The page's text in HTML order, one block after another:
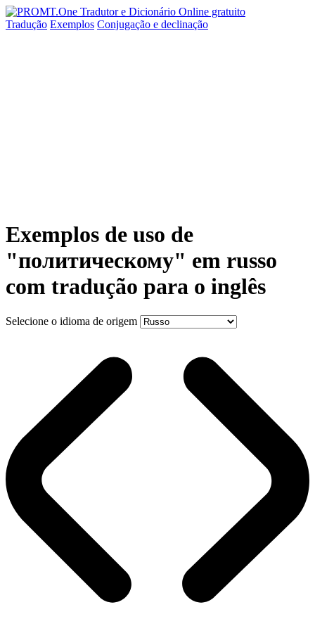
Tradução Exemplos Conjugação e declinação
Exemplos de uso de
"политическому" em russo
com tradução para o inglês
Selecione o idioma de origem